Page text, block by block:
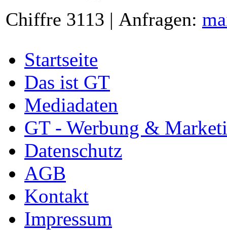
Chiffre 3113 | Anfragen:
Startseite
Das ist GT
Mediadaten
GT - Werbung &
Datenschutz
AGB
Kontakt
Impressum